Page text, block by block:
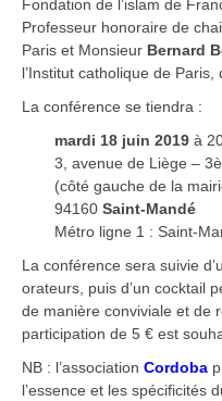
Fondation de l’islam de
Professeur honoraire de
Paris et Monsieur Bernard
l’Institut catholique de Paris,
La conférence se tiendra :
mardi 18 juin 2019 à
3, avenue de Liège –
(côté gauche de la
94160 Saint-Mandé
Métro ligne 1 : Saint-
La conférence sera suivie
orateurs, puis d’un cocktail
de manière conviviale et de
participation de 5 € est
NB : l’association Cordoba
l’essence et les spécificités